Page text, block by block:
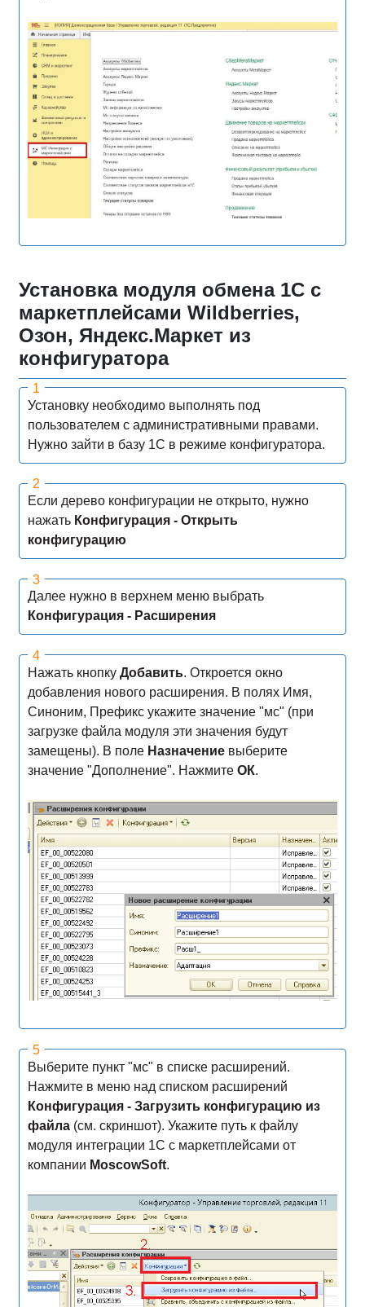
Установка модуля обмена 1С с
маркетплейсами Wildberries,
Озон, Яндекс.Маркет из
конфигуратора
Установку необходимо выполнять под
пользователем с административными правами.
Нужно зайти в базу 1С в режиме конфигуратора.
Если дерево конфигурации не открыто, нужно
нажать Конфигурация - Открыть
конфигурацию
Далее нужно в верхнем меню выбрать
Конфигурация - Расширения
Нажать кнопку Добавить. Откроется окно
добавления нового расширения. В полях Имя,
Синоним, Префикс укажите значение "мс" (при
загрузке файла модуля эти значения будут
замещены). В поле Назначениевыберите
значение "Дополнение". Нажмите ОК.
Выберите пункт "мс" в списке расширений.
Нажмите в меню над списком расширений
Конфигурация - Загрузить конфигурацию из
файла(см. скриншот). Укажите путь к файлу
модуля интеграции 1С с маркетплейсами от
компании MoscowSoft.